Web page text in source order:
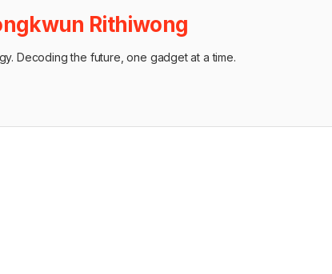
Rithiwong
Decoding the future, one gadget at a time.